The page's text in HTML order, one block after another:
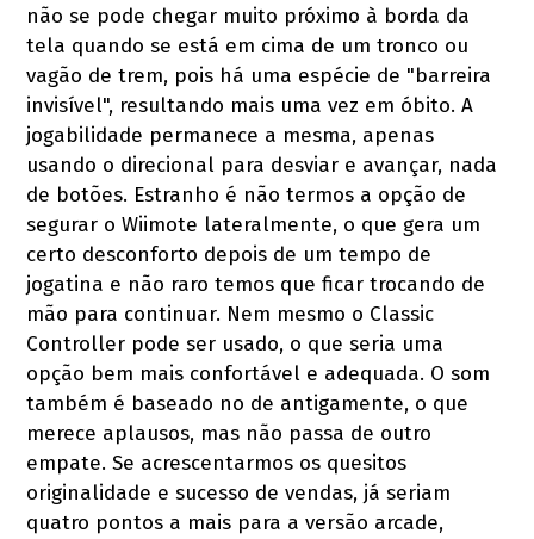
não se pode chegar muito próximo à borda da
tela quando se está em cima de um tronco ou
vagão de trem, pois há uma espécie de "barreira
invisível", resultando mais uma vez em óbito. A
jogabilidade permanece a mesma, apenas
usando o direcional para desviar e avançar, nada
de botões. Estranho é não termos a opção de
segurar o Wiimote lateralmente, o que gera um
certo desconforto depois de um tempo de
jogatina e não raro temos que ficar trocando de
mão para continuar. Nem mesmo o Classic
Controller pode ser usado, o que seria uma
opção bem mais confortável e adequada. O som
também é baseado no de antigamente, o que
merece aplausos, mas não passa de outro
empate. Se acrescentarmos os quesitos
originalidade e sucesso de vendas, já seriam
quatro pontos a mais para a versão arcade,